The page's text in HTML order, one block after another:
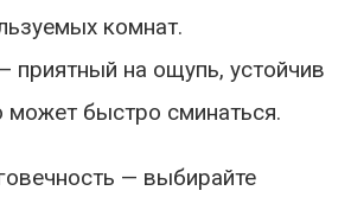
комнат.
приятный на ощупь, устойчив
может быстро сминаться.
— выбирайте